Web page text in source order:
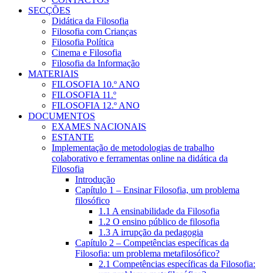
SECÇÕES
Didática da Filosofia
Filosofia com Crianças
Filosofia Política
Cinema e Filosofia
Filosofia da Informação
MATERIAIS
FILOSOFIA 10.º ANO
FILOSOFIA 11.º
FILOSOFIA 12.º ANO
DOCUMENTOS
EXAMES NACIONAIS
ESTANTE
Implementação de metodologias de trabalho
colaborativo e ferramentas online na didática da
Filosofia
Introdução
Capítulo 1 – Ensinar Filosofia, um problema
filosófico
1.1 A ensinabilidade da Filosofia
1.2 O ensino público de filosofia
1.3 A irrupção da pedagogia
Capítulo 2 – Competências específicas da
Filosofia: um problema metafilosófico?
2.1 Competências específicas da Filosofia: